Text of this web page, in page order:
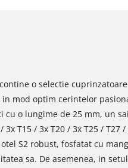
o selectie
mod optim cerintelor
o lungime de 25 mm, un
3x T15 / 3x T20 / 3x T25 / T27
S2 robust, fosfatat cu
sa. De asemenea, in